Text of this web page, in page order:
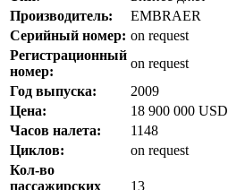
Производитель:
EMBRAER
Серийный номер: on request
Регистрационный
номер:
on request
Год выпуска:
2009
Цена:
18 900 000 USD
Часов налета:
1148
Циклов:
on request
Кол-во
пассажирских
13